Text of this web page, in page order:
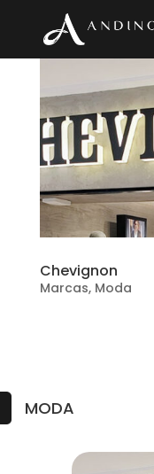
Chevignon
Marcas, Moda
MODA